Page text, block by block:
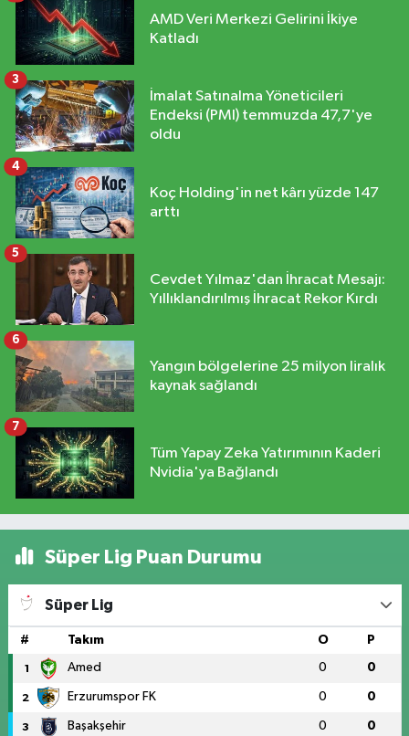
AMD Veri Merkezi Gelirini İkiye
Katladı
İmalat Satınalma Yöneticileri
Endeksi (PMI) temmuzda 47,7'ye
oldu
3
Koç Holding'in net kârı yüzde 147
arttı
4
Cevdet Yılmaz'dan İhracat Mesajı:
Yıllıklandırılmış İhracat Rekor Kırdı
5
Yangın bölgelerine 25 milyon liralık
kaynak sağlandı
6
Tüm Yapay Zeka Yatırımının Kaderi
Nvidia'ya Bağlandı
7
Süper Lig Puan Durumu
Süper Lig
# Takım O P
1 Amed 0 0
2 Erzurumspor FK 0 0
3 Başakşehir 0 0